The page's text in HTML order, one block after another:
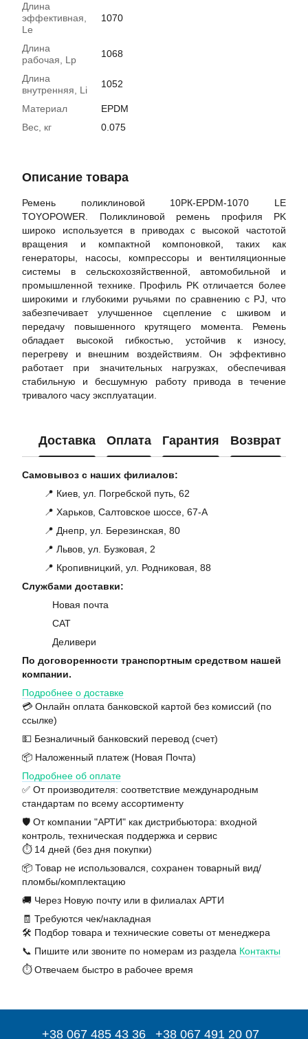
Длина
эффективная,
Le
1070
Длина
рабочая, Lp
1068
Длина
внутренняя, Li
1052
Материал
EPDM
Вес, кг
0.075
Описание товара
Ремень поликлиновой 10РК-EPDM-1070 LE
TOYOPOWER. Поликлиновой ремень профиля PK
широко используется в приводах с высокой частотой
вращения и компактной компоновкой, таких как
генераторы, насосы, компрессоры и вентиляционные
системы в сельскохозяйственной, автомобильной и
промышленной технике. Профиль PK отличается более
широкими и глубокими ручьями по сравнению с PJ, что
забезпечивает улучшенное сцепление с шкивом и
передачу повышенного крутящего момента. Ремень
обладает высокой гибкостью, устойчив к износу,
перегреву и внешним воздействиям. Он эффективно
работает при значительных нагрузках, обеспечивая
стабильную и бесшумную работу привода в течение
тривалого часу эксплуатации.
Доставка Оплата Гарантия Возврат
Самовывоз с наших филиалов:
📍 Киев, ул. Погребской путь, 62
📍 Харьков, Салтовское шоссе, 67-А
📍 Днепр, ул. Березинская, 80
📍 Львов, ул. Бузковая, 2
📍 Кропивницкий, ул. Родниковая, 88
Службами доставки:
Новая почта
САТ
Деливери
По договоренности транспортным средством нашей
компании.
Подробнее о доставке
💳 Онлайн оплата банковской картой без комиссий (по
ссылке)
💵 Безналичный банковский перевод (счет)
📦 Наложенный платеж (Новая Почта)
Подробнее об оплате
✅ От производителя: соответствие международным
стандартам по всему ассортименту
🛡️ От компании "АРТИ" как дистрибьютора: входной
контроль, техническая поддержка и сервис
⏱️ 14 дней (без дня покупки)
📦 Товар не использовался, сохранен товарный вид/
пломбы/комплектацию
🚚 Через Новую почту или в филиалах АРТИ
🧾 Требуются чек/накладная
🛠️ Подбор товара и технические советы от менеджера
📞 Пишите или звоните по номерам из раздела Контакты
⏱️ Отвечаем быстро в рабочее время
+38 067 485 43 36 +38 067 491 20 07